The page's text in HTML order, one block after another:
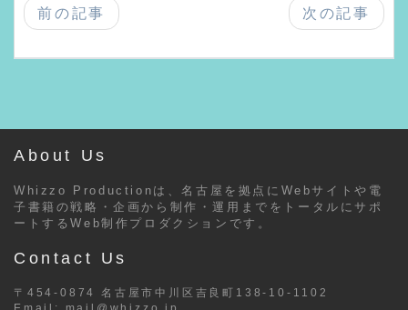
前の記事 次の記事
About Us
Whizzo Productionは、名古屋を拠点にWebサイトや電
子書籍の戦略・企画から制作・運用までをトータルにサポ
ートするWeb制作プロダクションです。
Contact Us
〒454-0874 名古屋市中川区吉良町138-10-1102